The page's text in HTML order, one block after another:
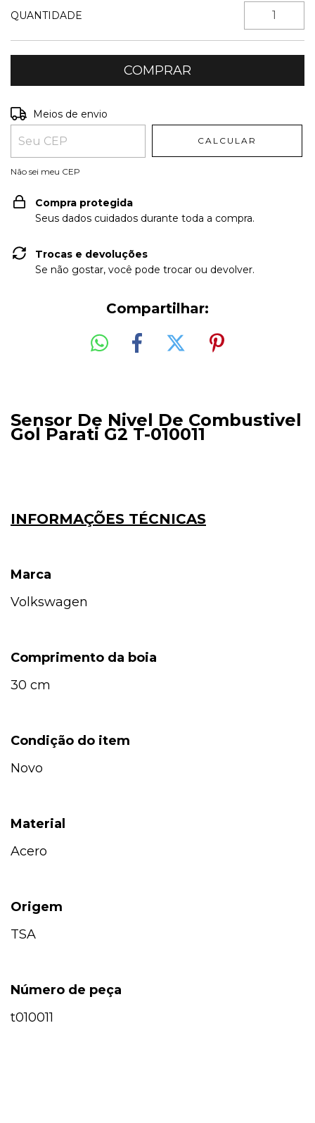
QUANTIDADE
Entregas para o CEP:
Meios de envio
CALCULAR
Não sei meu CEP
Compra protegida
Seus dados cuidados durante toda a compra.
Trocas e devoluções
Se não gostar, você pode trocar ou devolver.
Compartilhar:
Sensor De Nivel De Combustivel
Gol Parati G2 T-010011
INFORMAÇÕES TÉCNICAS
Marca
Volkswagen
Comprimento da boia
30 cm
Condição do item
Novo
Material
Acero
Origem
TSA
Número de peça
t010011